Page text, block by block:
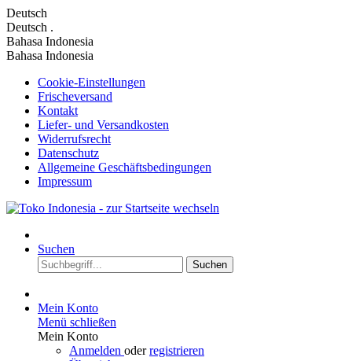
Deutsch
Deutsch .
Bahasa Indonesia
Bahasa Indonesia
Cookie-Einstellungen
Frischeversand
Kontakt
Liefer- und Versandkosten
Widerrufsrecht
Datenschutz
Allgemeine Geschäftsbedingungen
Impressum
Suchen
Suchen
Mein Konto
Menü schließen
Mein Konto
Anmelden oderregistrieren